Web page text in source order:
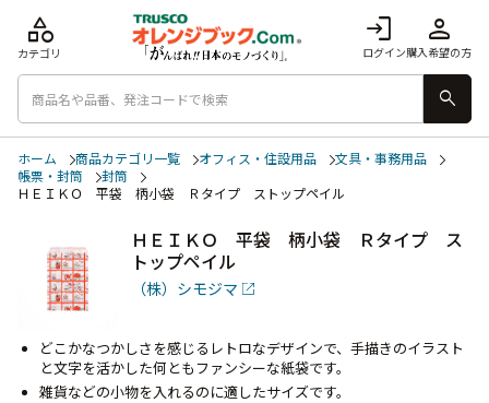
login
ログイン
person
購入希望の方
category
カテゴリ
search
ホーム 商品カテゴリ一覧 オフィス・住設用品
文具・事務用品
帳票・封筒
封筒
ＨＥＩＫＯ 平袋 柄小袋 Ｒタイプ ストップペイル
ＨＥＩＫＯ 平袋 柄小袋 Ｒタイプ ス
トップペイル
（株）シモジマ
どこかなつかしさを感じるレトロなデザインで、手描きのイラスト
と文字を活かした何ともファンシーな紙袋です。
雑貨などの小物を入れるのに適したサイズです。